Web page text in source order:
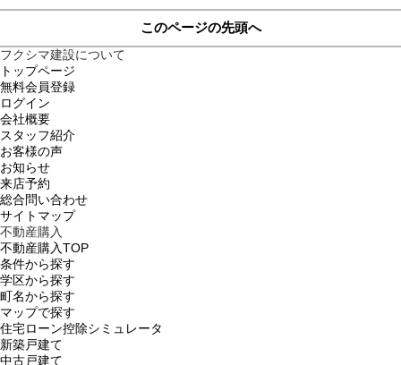
このページの先頭へ
フクシマ建設について
トップページ
無料会員登録
ログイン
会社概要
スタッフ紹介
お客様の声
お知らせ
来店予約
総合問い合わせ
サイトマップ
不動産購入
不動産購入TOP
条件から探す
学区から探す
町名から探す
マップで探す
住宅ローン控除シミュレータ
新築戸建て
中古戸建て